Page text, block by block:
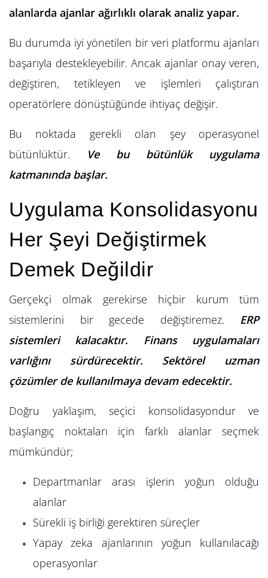
alanlarda ajanlar ağırlıklı olarak analiz yapar.
Bu durumda iyi yönetilen bir veri platformu ajanları
başarıyla destekleyebilir. Ancak ajanlar onay veren,
değiştiren, tetikleyen ve işlemleri çalıştıran
operatörlere dönüştüğünde ihtiyaç değişir.
Bu noktada gerekli olan şey operasyonel
bütünlüktür.
Ve bu bütünlük uygulama
katmanında başlar.
Uygulama Konsolidasyonu
Her Şeyi Değiştirmek
Demek Değildir
Gerçekçi olmak gerekirse hiçbir kurum tüm
sistemlerini bir gecede değiştiremez. ERP
sistemleri kalacaktır. Finans uygulamaları
varlığını sürdürecektir. Sektörel uzman
çözümler de kullanılmaya devam edecektir.
Doğru yaklaşım, seçici konsolidasyondur ve
başlangıç noktaları için farklı alanlar seçmek
mümkündür;
Departmanlar arası işlerin yoğun olduğu
alanlar
Sürekli iş birliği gerektiren süreçler
Yapay zeka ajanlarının yoğun kullanılacağı
operasyonlar